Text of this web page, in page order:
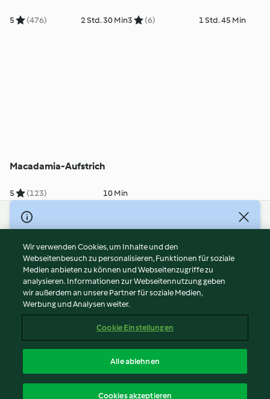
5 (476) 2 Std. 30 Min3 (6) 1 Std. 45 Min
Macadamia-Aufstrich
5 (123) 10 Min
© Copyright 2026
Nutzungsbedingungen
Datenschutzrichtlinien
Disclaimer
Impressum
Cookies
Abo kündigen
Erklärung zur Barrierefreiheit
Wir verwenden Cookies, um Inhalte und den
Webseitenbesuch zu personalisieren, Funktionen für soziale
Medien anbieten zu können und Webseitenzugriffe zu
analysieren. Informationen zur Webseitennutzung geben
wir außerdem an unsere Partner für soziale Medien,
Werbung und Analysen weiter.
Cookie Einstellungen
Alle ablehnen
Cookies akzeptieren